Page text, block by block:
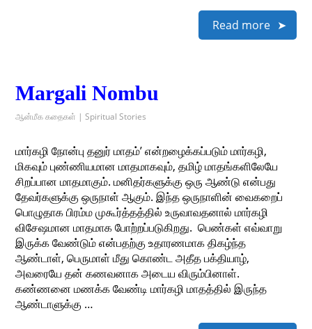
Read more
Margali Nombu
ஆன்மீக கதைகள் | Spiritual Stories
மார்கழி நோன்பு தனுர் மாதம்’ என்றழைக்கப்படும் மார்கழி,
மிகவும் புண்ணியமான மாதமாகவும், தமிழ் மாதங்களிலேயே
சிறப்பான மாதமாகும். மனிதர்களுக்கு ஒரு ஆண்டு என்பது
தேவர்களுக்கு ஒருநாள் ஆகும். இந்த ஒருநாளின் வைகறைப்
பொழுதாக பிரம்ம முகூர்த்தத்தில் உருவாவதனால் மார்கழி
விசேஷமான மாதமாக போற்றப்படுகிறது. பெண்கள் எவ்வாறு
இருக்க வேண்டும் என்பதற்கு உதாரணமாக திகழ்ந்த
ஆண்டாள், பெருமாள் மீது கொண்ட அதீத பக்தியாழ்,
அவரையே தன் கணவனாக அடைய விரும்பினாள்.
கண்ணனை மணக்க வேண்டி மார்கழி மாதத்தில் இருந்த
ஆண்டாளுக்கு …